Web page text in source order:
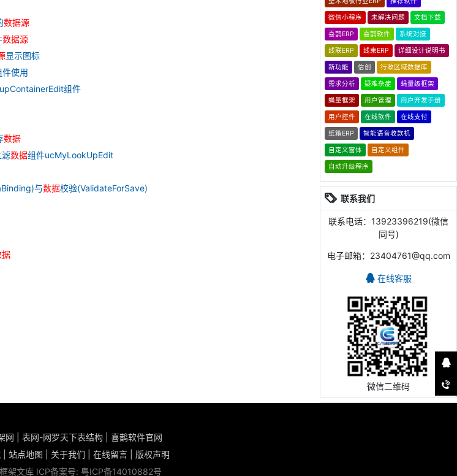
数据源
数据源
显示图标
件使用
组件
数据
滤数据组件ucMyLookUpEdit
与数据校验(ValidateForSave)
据
微信小程序 未解决问题 文档下载
喜鹊ERP 喜鹊软件 系统对接
线联ERP 线束ERP 详细设计说明书
新功能 信创 行政区域数据库
需求分析 疑难杂症 蝇量级框架
蝇量框架 用户管理 用户开发手册
用户控件 在线软件 在线支付
纸箱ERP 智能语音收款机
自定义窗体 自定义组件
自动升级程序
联系我们
联系电话：13923396219(微信
同号)
电子邮箱：23404761@qq.com
在线客服
微信二维码
网 表网-网罗天下表结构
喜鹊软件官网
站点地图 关于我们 在线留言
版权声明
架文库 ICP备案号: 粤ICP备14010882号